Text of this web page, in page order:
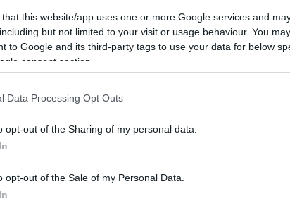
that this website/app uses one or more Google services and
but not limited to your visit or usage behaviour. You
to Google and its third-party tags to use your data for below
consent section.
Data Processing Opt Outs
opt-out of the Sharing of my personal data.
opt-out of the Sale of my Personal Data.
cliccandoqui
nella sezione